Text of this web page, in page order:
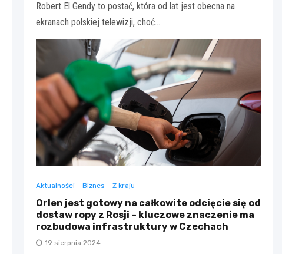
Robert El Gendy to postać, która od lat jest obecna na
ekranach polskiej telewizji, choć…
Aktualności Biznes Z kraju
Orlen jest gotowy na całkowite odcięcie się od
dostaw ropy z Rosji – kluczowe znaczenie ma
rozbudowa infrastruktury w Czechach
19 sierpnia 2024